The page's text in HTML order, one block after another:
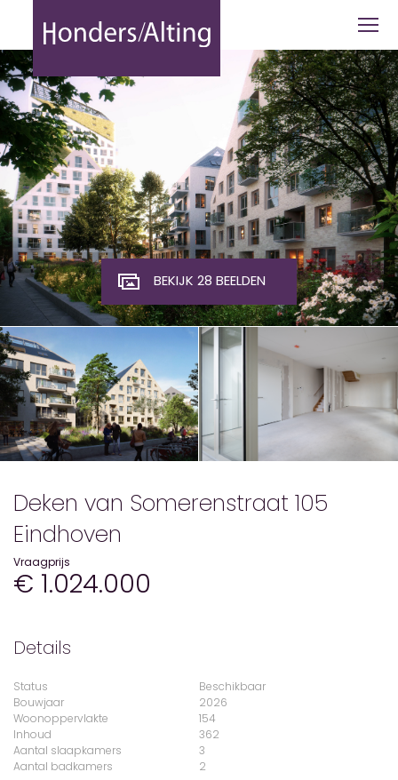
Deken van Somerenstraat 105
BEKIJK 28 BEELDEN
Deken van Somerenstraat 105
Eindhoven
Vraagprijs
€ 1.024.000
Details
Status
Beschikbaar
Bouwjaar
2026
Woonoppervlakte
154
Inhoud
362
Aantal slaapkamers
3
Aantal badkamers
2